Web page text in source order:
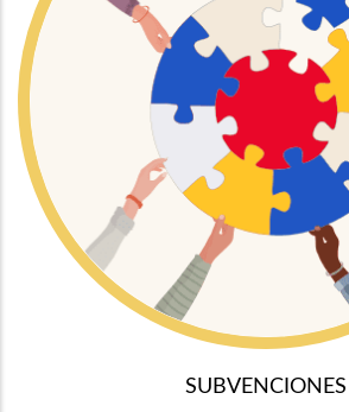
SUBVENCIONES